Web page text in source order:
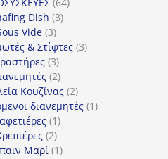
Dish 33
Vide 33
προϊόντα
& Στίφτες 33
33
προϊόντα
22
προϊόντα
Κουζίνας 22
προϊόντα
διανεμητές 11
11
προϊόν
22
προϊόντα
Μαρί 11